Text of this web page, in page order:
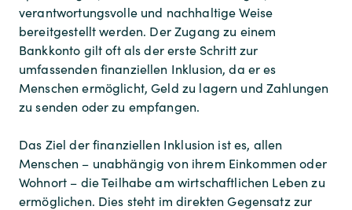
verantwortungsvolle und nachhaltige Weise
bereitgestellt werden. Der Zugang zu einem
Bankkonto gilt oft als der erste Schritt zur
umfassenden finanziellen Inklusion, da er es
Menschen ermöglicht, Geld zu lagern und Zahlungen
zu senden oder zu empfangen.
Das Ziel der finanziellen Inklusion ist es, allen
Menschen – unabhängig von ihrem Einkommen oder
Wohnort – die Teilhabe am wirtschaftlichen Leben zu
ermöglichen. Dies steht im direkten Gegensatz zur